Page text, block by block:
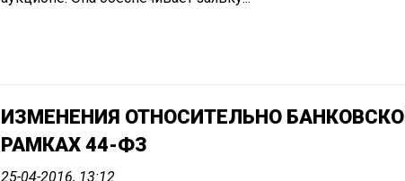
ИЗМЕНЕНИЯ ОТНОСИТЕЛЬНО
РАМКАХ 44-ФЗ
25-04-2016, 13:12